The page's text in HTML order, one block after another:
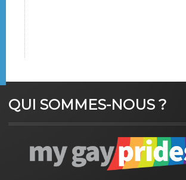
QUI SOMMES-NOUS ?